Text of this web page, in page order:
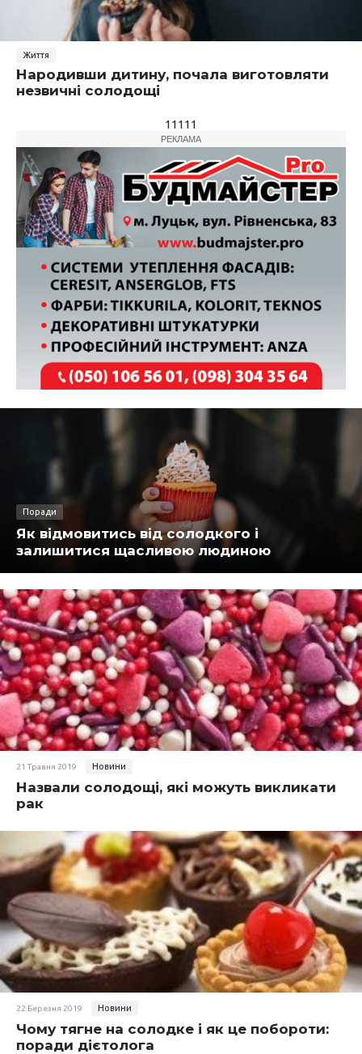
Життя
Народивши дитину, почала виготовляти
незвичні солодощі
11111
РЕКЛАМА
Поради
Як відмовитись від солодкого і
залишитися щасливою людиною
21 Травня 2019 Новини
Назвали солодощі, які можуть викликати
рак
22 Березня 2019 Новини
Чому тягне на солодке і як це побороти:
поради дієтолога